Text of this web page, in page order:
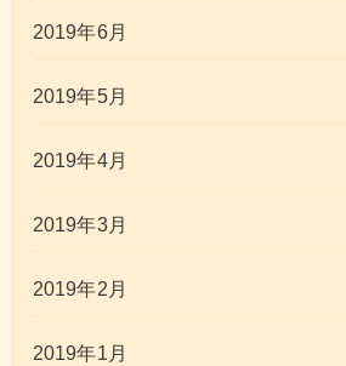
2019年6月
2019年5月
2019年4月
2019年3月
2019年2月
2019年1月